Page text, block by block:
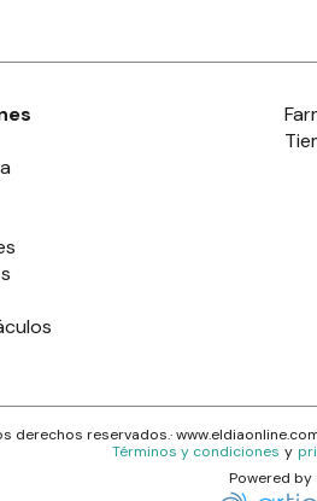
derechos reservados.· www.
Términos y condiciones y
Powered by